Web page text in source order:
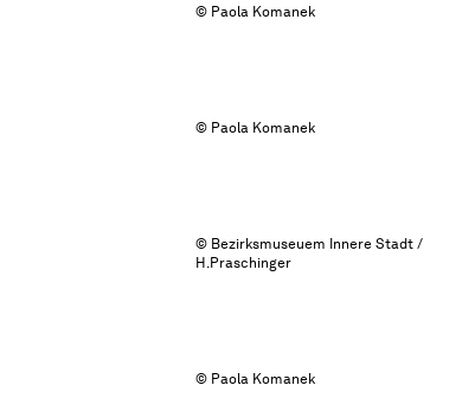
© Paola Komanek
© Paola Komanek
© Bezirksmuseuem Innere Stadt /
H.Praschinger
© Paola Komanek